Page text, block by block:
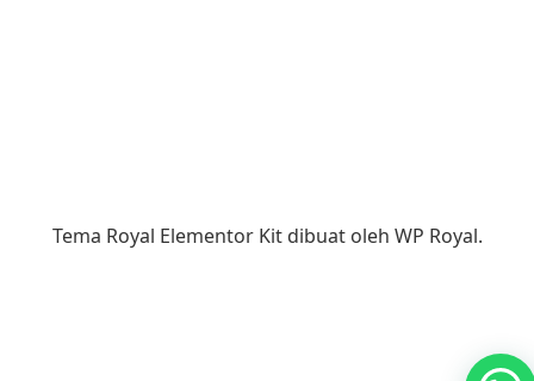
Tema Royal Elementor Kit dibuat oleh WP Royal.